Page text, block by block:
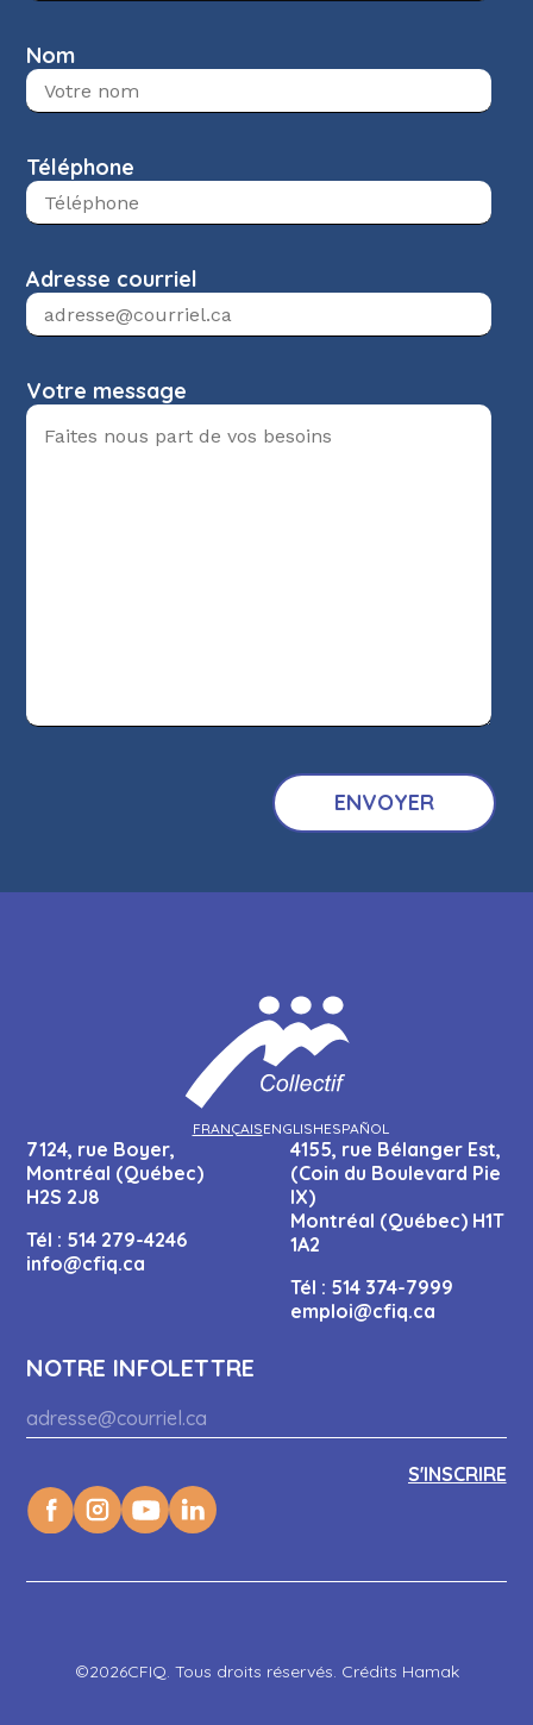
Nom
Téléphone
Adresse courriel
Votre message
FRANÇAISENGLISHESPAÑOL
7124, rue Boyer,
Montréal (Québec)
H2S 2J8
Tél : 514 279-4246
info@cfiq.ca
4155, rue Bélanger Est,
(Coin du Boulevard Pie
IX)
Montréal (Québec) H1T
1A2
Tél : 514 374-7999
emploi@cfiq.ca
NOTRE INFOLETTRE
©2026CFIQ. Tous droits réservés. Crédits Hamak